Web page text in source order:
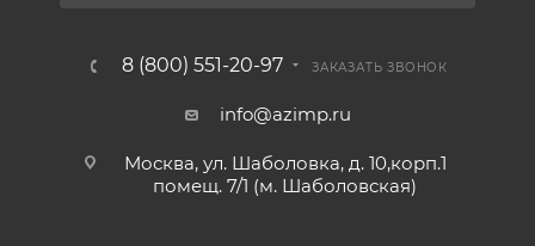
8 (800) 551-20-97 ЗАКАЗАТЬ ЗВОНОК
info@azimp.ru
Москва, ул. Шаболовка, д. 10,корп.1
помещ. 7/1 (м. Шаболовская)